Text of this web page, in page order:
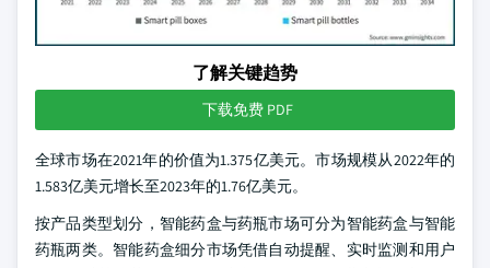
了解关键趋势
下载免费 PDF
全球市场在2021年的价值为1.375亿美元。市场规模从2022年的
1.583亿美元增长至2023年的1.76亿美元。
按产品类型划分，智能药盒与药瓶市场可分为智能药盒与智能
药瓶两类。智能药盒细分市场凭借自动提醒、实时监测和用户